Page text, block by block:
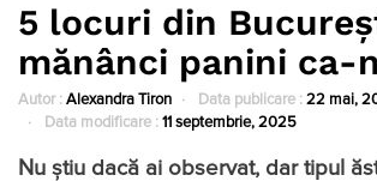
5 locuri din
mănânci panini ca-
Autor : Alexandra Tiron Data publicare : 22 mai,
Data modificare : 11 septembrie, 2025
Nu știu dacă ai observat, dar tipul